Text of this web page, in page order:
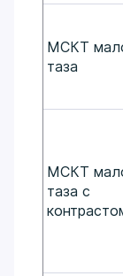
МСКТ
таза
МСКТ
таза с